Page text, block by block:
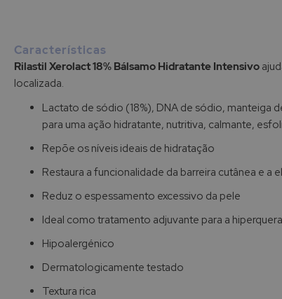
início
da
Galeria
de
imagens
Características
Rilastil Xerolact 18% Bálsamo Hidratante Intensivo
localizada.
Lactato de sódio (18%), DNA de sódio, manteiga
para uma ação hidratante, nutritiva, calmante,
Repõe os níveis ideais de hidratação
Restaura a funcionalidade da barreira cutânea e a
Reduz o espessamento excessivo da pele
Ideal como tratamento adjuvante para a
Hipoalergénico
Dermatologicamente testado
Textura rica